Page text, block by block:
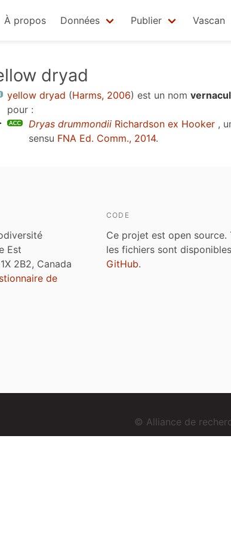
À propos Données Publier Vascan
dryad
yellow dryad (Harms, 2006) est un nom
pour :
Dryas drummondii Richardson ex Hooker ,
sensu FNA Ed. Comm., 2014.
Est
2B2, Canada
de
CODE
Ce projet est open source.
les fichiers sont
GitHub.
© Alliance de